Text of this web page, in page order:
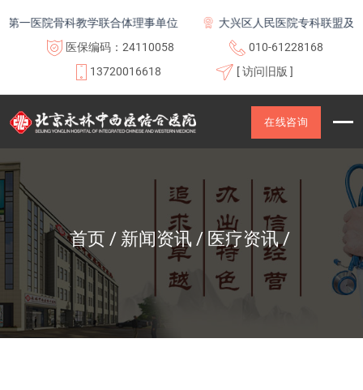
医院骨科教学联合体理事单位
大兴区人民医院专科联盟及医联
医保编码：24110058
010-61228168
13720016618
[ 访问旧版 ]
在线咨询
首页 新闻资讯 医疗资讯